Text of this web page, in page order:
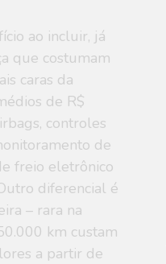
ao incluir, já
que costumam
caras da
de R$
controles
de
freio eletrônico
diferencial é
– rara na
km custam
a partir de